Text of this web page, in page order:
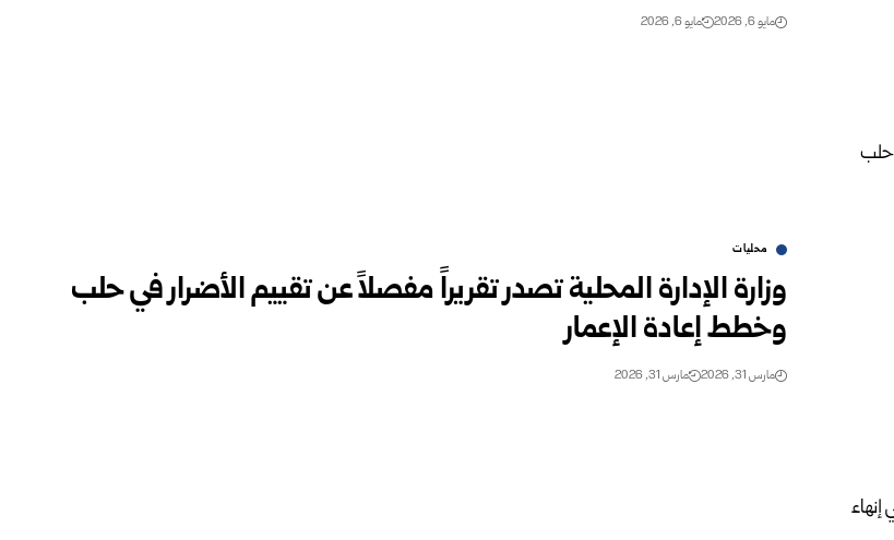
مايو 6, 2026 مايو 6, 2026
محليات
وزارة الإدارة المحلية تصدر تقريراً مفصلاً عن تقييم الأضرار في حلب
وخطط إعادة الإعمار
مارس 31, 2026 مارس 31, 2026